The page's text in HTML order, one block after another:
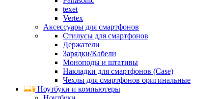
texet
Vertex
Аксессуары для смартфонов
Стилусы для смартфонов
Держатели
Зарядки/Кабели
Моноподы и штативы
Накладки для смартфонов (Case)
Чехлы для смартфонов оригинальные
Ноутбуки и компьютеры